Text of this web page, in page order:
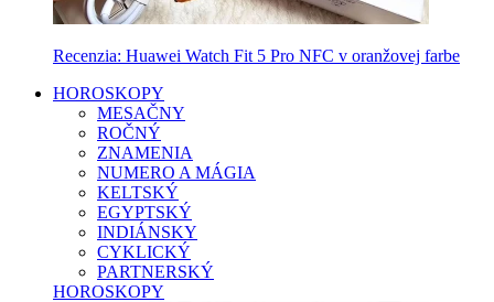
Recenzia: Huawei Watch Fit 5 Pro NFC v oranžovej farbe
HOROSKOPY
MESAČNY
ROČNÝ
ZNAMENIA
NUMERO A MÁGIA
KELTSKÝ
EGYPTSKÝ
INDIÁNSKY
CYKLICKÝ
PARTNERSKÝ
HOROSKOPY